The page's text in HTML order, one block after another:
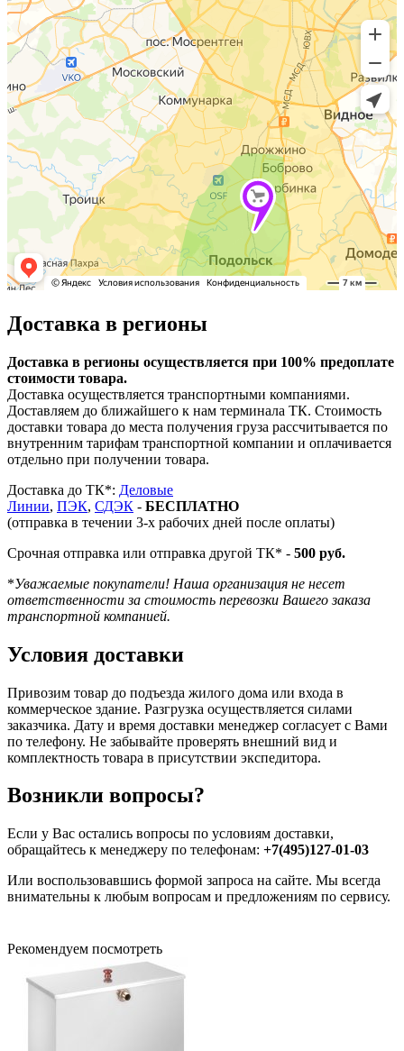
Доставка в регионы
Доставка в регионы осуществляется при 100% предоплате
стоимости товара.
Доставка осуществляется транспортными компаниями.
Доставляем до ближайшего к нам терминала ТК. Стоимость
доставки товара до места получения груза рассчитывается по
внутренним тарифам транспортной компании и оплачивается
отдельно при получении товара.
Доставка до ТК*: Деловые
Линии, ПЭК, СДЭК - БЕСПЛАТНО
(отправка в течении 3-х рабочих дней после оплаты)
Срочная отправка или отправка другой ТК* - 500 руб.
*Уважаемые покупатели! Наша организация не несет
ответственности за стоимость перевозки Вашего заказа
транспортной компанией.
Условия доставки
Привозим товар до подъезда жилого дома или входа в
коммерческое здание. Разгрузка осуществляется силами
заказчика. Дату и время доставки менеджер согласует с Вами
по телефону. Не забывайте проверять внешний вид и
комплектность товара в присутствии экспедитора.
Возникли вопросы?
Если у Вас остались вопросы по условиям доставки,
обращайтесь к менеджеру по телефонам: +7(495)127-01-03
Или воспользовавшись формой запроса на сайте. Мы всегда
внимательны к любым вопросам и предложениям по сервису.
Рекомендуем посмотреть